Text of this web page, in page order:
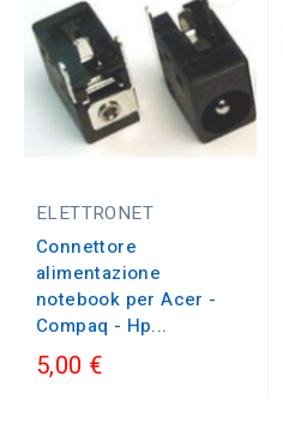
ELETTRONET
Connettore
alimentazione
notebook per Acer -
Compaq - Hp...
5,00 €